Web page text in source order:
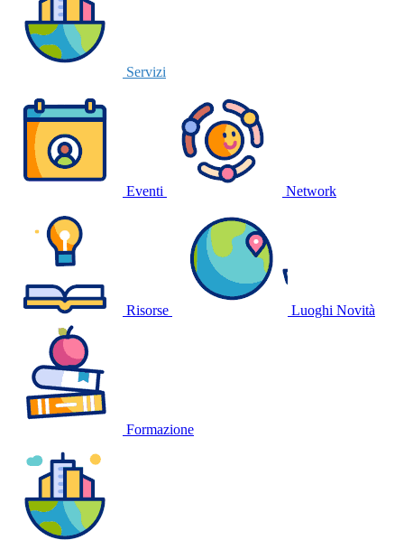
Servizi
Eventi Network
Risorse Luoghi Novità
Formazione